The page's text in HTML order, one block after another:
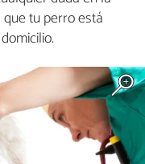
tu perro está